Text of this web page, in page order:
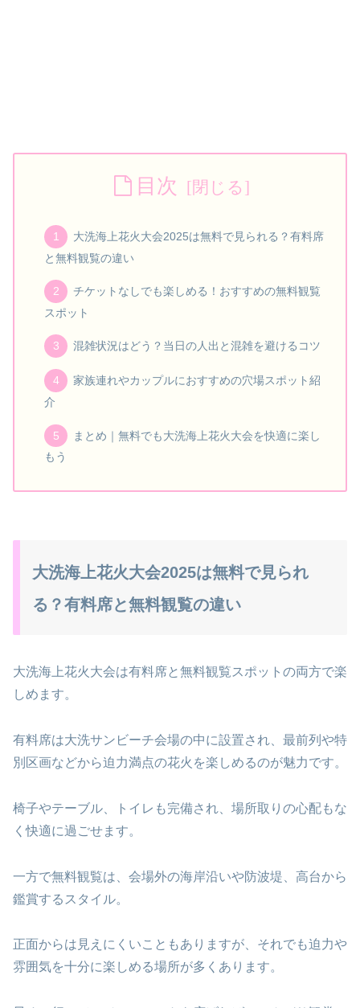
目次
大洗海上花火大会2025は無料で見られる？有料席
と無料観覧の違い
チケットなしでも楽しめる！おすすめの無料観覧
スポット
混雑状況はどう？当日の人出と混雑を避けるコツ
家族連れやカップルにおすすめの穴場スポット紹
介
まとめ｜無料でも大洗海上花火大会を快適に楽し
もう
大洗海上花火大会2025は無料で見られ
る？有料席と無料観覧の違い
大洗海上花火大会は有料席と無料観覧スポットの両方で楽
しめます。
有料席は大洗サンビーチ会場の中に設置され、最前列や特
別区画などから迫力満点の花火を楽しめるのが魅力です。
椅子やテーブル、トイレも完備され、場所取りの心配もな
く快適に過ごせます。
一方で無料観覧は、会場外の海岸沿いや防波堤、高台から
鑑賞するスタイル。
正面からは見えにくいこともありますが、それでも迫力や
雰囲気を十分に楽しめる場所が多くあります。